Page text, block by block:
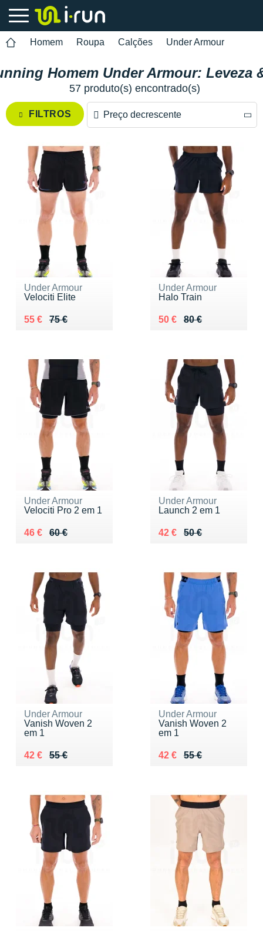
Homem Roupa Calções Under Armour
Homem Under Armour: Leveza
57 produto(s) encontrado(s)
FILTROS Preço decrescente
Preço crescente
Under Armour
Velociti Elite
75 €
Au lieu de 75 €
55 €
Vendu 55 €
Under Armour
Halo Train
80 €
Au lieu de 80 €
50 €
Vendu 50 €
Under Armour
Velociti Pro 2 em 1
60 €
Au lieu de 60 €
46 €
Vendu 46 €
Under Armour
Launch 2 em 1
50 €
Au lieu de 50 €
42 €
Vendu 42 €
Under Armour
Vanish Woven 2
em 1
55 €
Au lieu de 55 €
42 €
Vendu 42 €
Under Armour
Vanish Woven 2
em 1
55 €
Au lieu de 55 €
42 €
Vendu 42 €